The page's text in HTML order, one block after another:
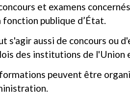
et examens
fonction publique d’État.
s'agir aussi de concours ou
des institutions de l'Union
peuvent être